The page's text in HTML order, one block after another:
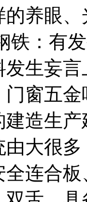
的养眼
铁：有
生妄
窗五
造生
大很
连合